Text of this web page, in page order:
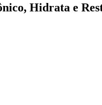
Hidrata e